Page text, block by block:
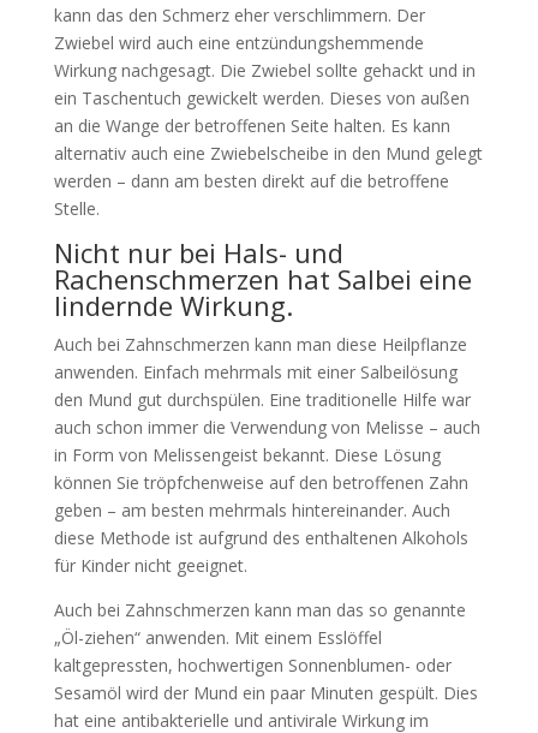
kann das den Schmerz eher verschlimmern. Der
Zwiebel wird auch eine entzündungshemmende
Wirkung nachgesagt. Die Zwiebel sollte gehackt und in
ein Taschentuch gewickelt werden. Dieses von außen
an die Wange der betroffenen Seite halten. Es kann
alternativ auch eine Zwiebelscheibe in den Mund gelegt
werden – dann am besten direkt auf die betroffene
Stelle.
Nicht nur bei Hals- und
Rachenschmerzen hat Salbei eine
lindernde Wirkung.
Auch bei Zahnschmerzen kann man diese Heilpflanze
anwenden. Einfach mehrmals mit einer Salbeilösung
den Mund gut durchspülen. Eine traditionelle Hilfe war
auch schon immer die Verwendung von Melisse – auch
in Form von Melissengeist bekannt. Diese Lösung
können Sie tröpfchenweise auf den betroffenen Zahn
geben – am besten mehrmals hintereinander. Auch
diese Methode ist aufgrund des enthaltenen Alkohols
für Kinder nicht geeignet.
Auch bei Zahnschmerzen kann man das so genannte
„Öl-ziehen“ anwenden. Mit einem Esslöffel
kaltgepressten, hochwertigen Sonnenblumen- oder
Sesamöl wird der Mund ein paar Minuten gespült. Dies
hat eine antibakterielle und antivirale Wirkung im